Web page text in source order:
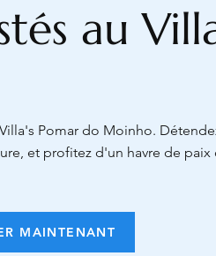
au
Pomar do Moinho.
et profitez d'un havre de
MAINTENANT